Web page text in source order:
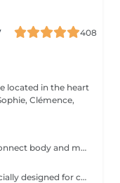
408
located in the heart
An exclusive experience designed to reconnect body and mind. This signature treatment begins with a warm and soothing foot bath, inviting the body to slow down and release the first tensions. It continues with a deeply relaxing back massage, designed to relieve muscular tension, calm the nervous system and create a true sense of letting go. The experience then continues with a fully personalised facial, tailored to your skin's specific needs to cleanse, hydrate and restore comfort and radiance. At the heart of this ritual lies Sophie's signature massage, the KobiLift® : a precise and enveloping technique that stimulates, drains and firms the skin while enhancing its natural glow. Beyond visible results, this treatment brings a deep sense of balance, lightness and renewal. A suspended moment where time slows down, the mind relaxes and the body feels fully cared for. Ideal for those seeking deep relaxation, radiant skin and a true moment of reconnection.
A gentle and comforting experience specially designed for children, introducing them to the pleasure of self-care in a safe and caring environment. You can choose the duration (60 or 90 minutes), and we create a personalised ritual adapted to their age, preferences and sensitivity. The experience may include a mini facial, a relaxing massage, a mini manicure or pedicure, with the option of nail polish application. Each session is designed as a playful and soothing moment, allowing children to discover well-being in a gentle way. The perfect introduction to self-care, respecting their pace and individual needs.